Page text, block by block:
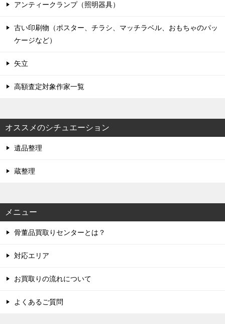
アンティークランプ（照明器具）
古い印刷物（ポスター、チラシ、マッチラベル、おもちゃのパッ
ケージなど）
矢立
高額査定対象作家一覧
オススメのシチュエーション
遺品整理
蔵整理
メニュー
骨董品買取りセンターとは？
対応エリア
お買取りの流れについて
よくあるご質問